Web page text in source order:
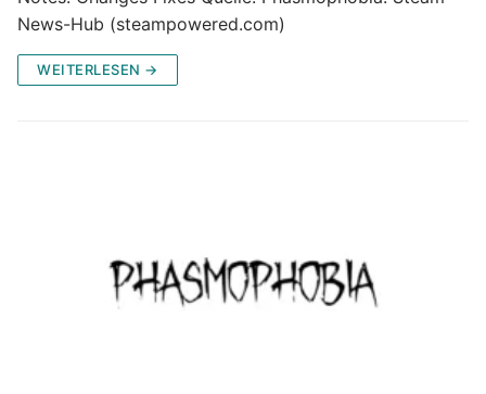
News-Hub (steampowered.com)
WEITERLESEN →